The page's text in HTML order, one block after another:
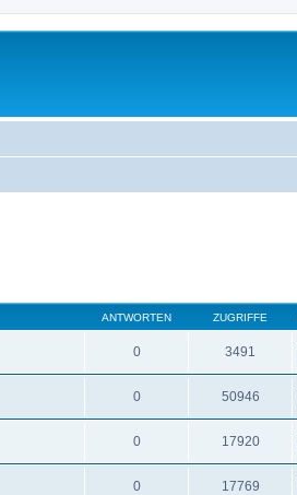
ANTWORTEN ZUGRIFFE
0 3491
0 50946
0 17920
0 17769